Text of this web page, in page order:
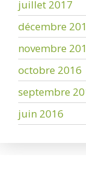
juillet 2017
décembre
novembre
octobre 2016
septembre
juin 2016